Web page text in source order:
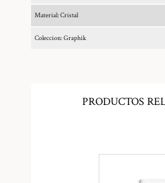
Material: Cristal
Coleccion: Graphik
PRODUCTOS